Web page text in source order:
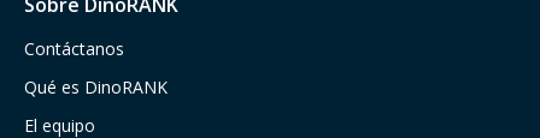
Contáctanos
Qué es DinoRANK
El equipo